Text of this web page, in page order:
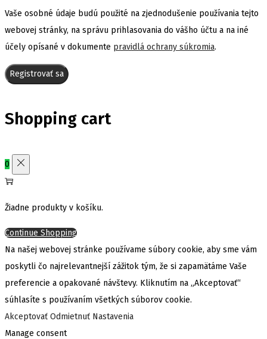
Vaše osobné údaje budú použité na zjednodušenie používania tejto
webovej stránky, na správu prihlasovania do vášho účtu a na iné
účely opísané v dokumente pravidlá ochrany súkromia.
Registrovať sa
Shopping cart
0
Žiadne produkty v košíku.
Continue Shopping
Na našej webovej stránke používame súbory cookie, aby sme vám
poskytli čo najrelevantnejší zážitok tým, že si zapamätáme Vaše
preferencie a opakované návštevy. Kliknutím na „Akceptovať“
súhlasíte s používaním všetkých súborov cookie.
Akceptovať Odmietnuť Nastavenia
Manage consent